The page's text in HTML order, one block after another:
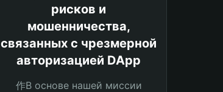
рисков и
мошенничества,
связанных с чрезмерной
авторизацией DApp
作В основе нашей миссии